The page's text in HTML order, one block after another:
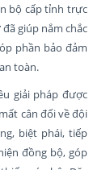
bộ cấp tỉnh trực
giúp nắm chắc
phần bảo đảm
toàn.
giải pháp được
cân đối về đội
biệt phái, tiếp
đồng bộ, góp